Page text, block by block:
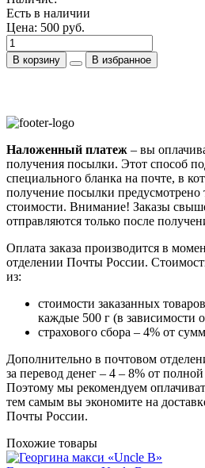
Есть в наличии
Цена: 500 руб.
В корзину В избранное
Наложенный платеж – вы
получения посылки. Этот способ
специального бланка на почте, в
получение посылки предусмотрено
стоимости. Внимание! Заказы
отправляются только после
Оплата заказа производится в
отделении Почты России.
из:
стоимости заказанных
каждые 500 г (в зависимости
страхового сбора – 4% от
Дополнительно в почтовом
за перевод денег – 4 – 8% от полной
Поэтому мы рекомендуем
тем самым вы экономите на
Почты России.
Похожие товары